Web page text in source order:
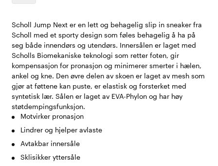
Scholl Jump Next er en lett og behagelig slip in sneaker fra
Scholl med et sporty design som føles behagelig å ha på
seg både innendørs og utendørs. Innersålen er laget med
Scholls Biomekaniske teknologi som retter foten, gir
kompensasjon for pronasjon og minimerer smerter i hælen,
ankel og kne. Den øvre delen av skoen er laget av mesh som
gjør at føttene kan puste, er elastisk og forsterket med
syntetisk lær. Sålen er laget av EVA-Phylon og har høy
støtdempingsfunksjon.
Motvirker pronasjon
Lindrer og hjelper avlaste
Avtakbar innersåle
Sklisikker yttersåle